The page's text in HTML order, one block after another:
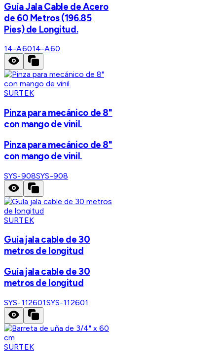
Guía Jala Cable de Acero
de 60 Metros (196.85
Pies) de Longitud.
14-A6014-A60
SURTEK
Pinza para mecánico de 8"
con mango de vinil.
Pinza para mecánico de 8"
con mango de vinil.
SYS-908SYS-908
SURTEK
Guía jala cable de 30
metros de longitud
Guía jala cable de 30
metros de longitud
SYS-112601SYS-112601
SURTEK